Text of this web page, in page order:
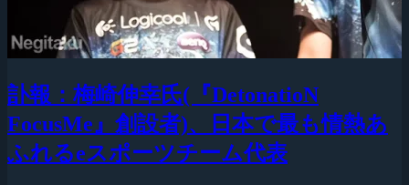
訃報：梅崎伸幸氏(『DetonatioN
FocusMe』創設者)、日本で最も情熱あ
ふれるeスポーツチーム代表